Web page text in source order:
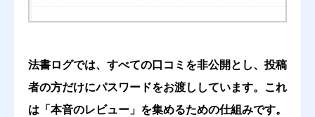
網羅性 必須
法書ログでは、すべての口コミを非公開とし、投稿
者の方だけにパスワードをお渡ししています。これ
は「本音のレビュー」を集めるための仕組みです。